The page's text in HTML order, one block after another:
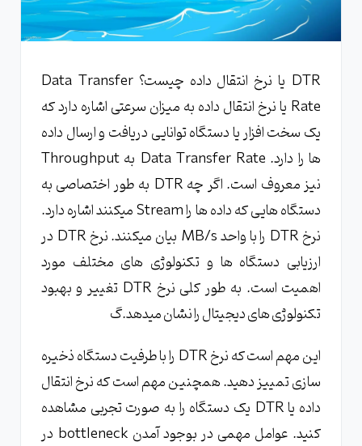
DTR یا نرخ انتقال داده چیست؟ Data Transfer
Rate یا نرخ انتقال داده به میزان سرعتی اشاره دارد که
یک سخت افزار یا دستگاه توانایی دریافت و ارسال داده
ها را دارد. Data Transfer Rate به Throughput
نیز معروف است. اگر چه DTR به طور اختصاصی به
دستگاه هایی که داده ها را Stream میکنند اشاره دارد.
نرخ DTR را با واحد MB/s بیان میکنند. نرخ DTR در
ارزیابی دستگاه ها و تکنولوژی های مختلف مورد
اهمیت است. به طور کلی نرخ DTR تغییر و بهبود
تکنولوژی های دیجیتال را نشان میدهد.گ
این مهم است که نرخ DTR را با طرفیت دستگاه ذخیره
سازی تمییز دهید. همچنین مهم است که نرخ انتقال
داده یا DTR یک دستگاه را به صورت تجربی مشاهده
کنید. عوامل مهمی در بوجود آمدن bottleneck در